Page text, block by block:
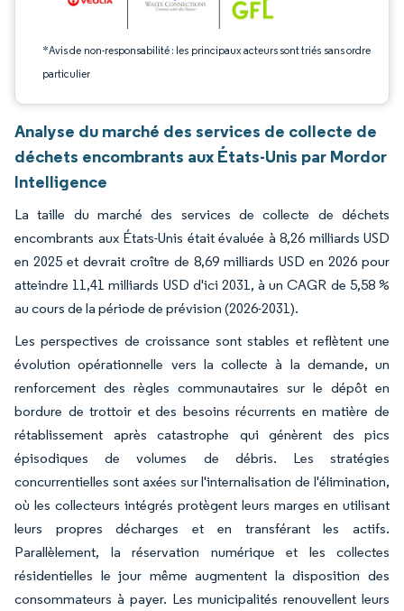
*Avis de non-responsabilité : les principaux acteurs sont triés sans ordre
particulier
Analyse du marché des services de collecte de
déchets encombrants aux États-Unis par Mordor
Intelligence
La taille du marché des services de collecte de déchets
encombrants aux États-Unis était évaluée à 8,26 milliards USD
en 2025 et devrait croître de 8,69 milliards USD en 2026 pour
atteindre 11,41 milliards USD d'ici 2031, à un CAGR de 5,58 %
au cours de la période de prévision (2026-2031).
Les perspectives de croissance sont stables et reflètent une
évolution opérationnelle vers la collecte à la demande, un
renforcement des règles communautaires sur le dépôt en
bordure de trottoir et des besoins récurrents en matière de
rétablissement après catastrophe qui génèrent des pics
épisodiques de volumes de débris. Les stratégies
concurrentielles sont axées sur l'internalisation de l'élimination,
où les collecteurs intégrés protègent leurs marges en utilisant
leurs propres décharges et en transférant les actifs.
Parallèlement, la réservation numérique et les collectes
résidentielles le jour même augmentent la disposition des
consommateurs à payer. Les municipalités renouvellent leurs